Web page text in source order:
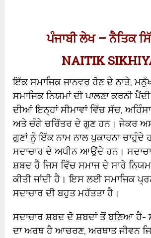
ਪੰਜਾਬੀ ਲੇਖ – ਨੈਤਿਕ
NAITIK
ਇੱਕ ਸਮਾਜਿਕ ਜਾਨਵਰ ਹੋਣ ਦੇ ਨਾਤੇ,
ਸਮਾਜਿਕ ਨਿਯਮਾਂ ਦੀ ਪਾਲਣਾ ਕਰਨੀ
ਦੀਆਂ ਇਨ੍ਹਾਂ ਸੀਮਾਵਾਂ ਵਿੱਚ ਸੱਚ,
ਅਤੇ ਚੰਗੇ ਚਰਿੱਤਰ ਦੇ ਗੁਣ ਹਨ। ਜੇਕਰ
ਗੁਣਾਂ ਨੂੰ ਇੱਕ ਨਾਮ ਨਾਲ ਪੁਕਾਰਨਾ ਚਾਹੁੰਦੇ
ਸਦਾਚਾਰ ਦੇ ਅਧੀਨ ਆਉਂਦੇ ਹਨ।
ਸ਼ਬਦ ਹੈ ਜਿਸ ਵਿੱਚ ਸਮਾਜ ਦੇ ਸਾਰੇ
ਕੀਤੀ ਜਾਂਦੀ ਹੈ। ਇਸ ਲਈ ਸਮਾਜਿਕ
ਸਦਾਚਾਰ ਦੀ ਬਹੁਤ ਮਹੱਤਤਾ ਹੈ।
ਸਦਾਚਾਰ ਸ਼ਬਦ ਦੋ ਸ਼ਬਦਾਂ ਤੋਂ ਬਣਿਆ ਹੈ-
ਦਾ ਅਰਥ ਹੈ ਆਚਰਣ, ਅਰਥਾਤ ਜੀਵਨ